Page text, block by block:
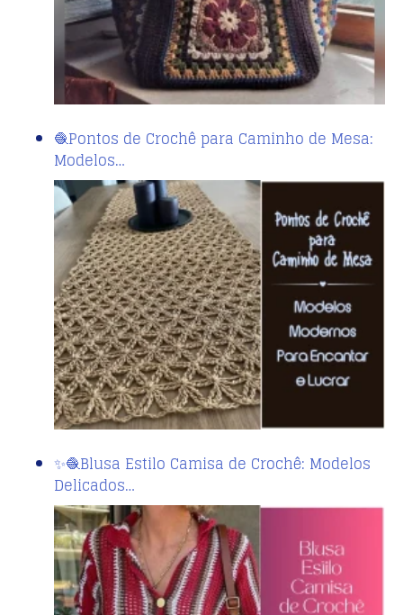
🧶Pontos de Crochê para Caminho de Mesa:
Modelos…
✨🧶Blusa Estilo Camisa de Crochê: Modelos
Delicados…